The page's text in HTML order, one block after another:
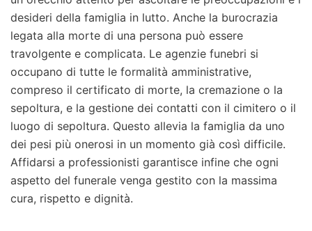
desideri della famiglia in lutto. Anche la burocrazia
legata alla morte di una persona può essere
travolgente e complicata. Le agenzie funebri si
occupano di tutte le formalità amministrative,
compreso il certificato di morte, la cremazione o la
sepoltura, e la gestione dei contatti con il cimitero o il
luogo di sepoltura. Questo allevia la famiglia da uno
dei pesi più onerosi in un momento già così difficile.
Affidarsi a professionisti garantisce infine che ogni
aspetto del funerale venga gestito con la massima
cura, rispetto e dignità.